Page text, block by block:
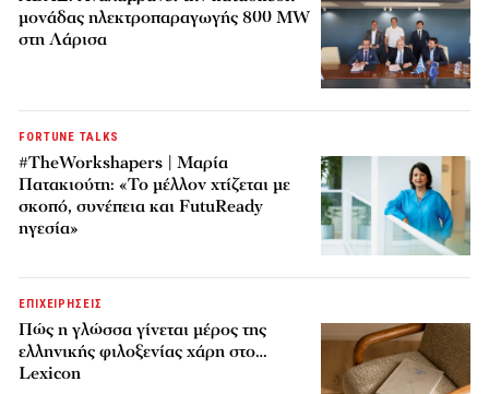
μονάδας ηλεκτροπαραγωγής 800 MW
στη Λάρισα
FORTUNE TALKS
#TheWorkshapers | Μαρία
Πατακιούτη: «Το μέλλον χτίζεται με
σκοπό, συνέπεια και FutuReady
ηγεσία»
ΕΠΙΧΕΙΡΗΣΕΙΣ
Πώς η γλώσσα γίνεται μέρος της
ελληνικής φιλοξενίας χάρη στο…
Lexicon